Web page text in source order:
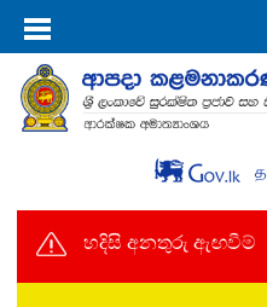
හදිසි අනතුරු ඇඟවීම්